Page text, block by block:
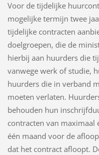
Voor de tijdelijke
mogelijke termijn twee
tijdelijke contracten
doelgroepen, die de
hierbij aan huurders die
vanwege werk of studie,
huurders die in verband
moeten verlaten.
behouden hun
contracten van
één maand voor de
dat het contract afloopt.